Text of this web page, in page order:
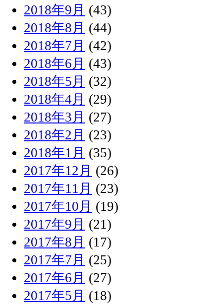
2018年9月 (43)
2018年8月 (44)
2018年7月 (42)
2018年6月 (43)
2018年5月 (32)
2018年4月 (29)
2018年3月 (27)
2018年2月 (23)
2018年1月 (35)
2017年12月 (26)
2017年11月 (23)
2017年10月 (19)
2017年9月 (21)
2017年8月 (17)
2017年7月 (25)
2017年6月 (27)
2017年5月 (18)